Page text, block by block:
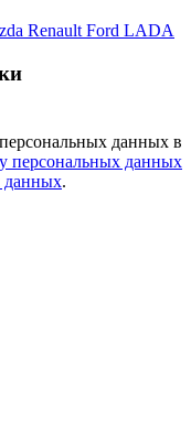
Renault Ford LADA
данных в
персональных данных
данных.